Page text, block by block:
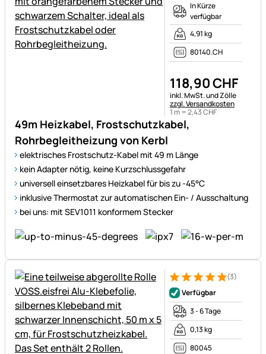
49m Heizkabel, Frostschutzkabel,
Rohrbegleitheizung von Kerbl
elektrisches Frostschutz-Kabel mit 49 m Länge
kein Adapter nötig, keine Kurzschlussgefahr
universell einsetzbares Heizkabel für bis zu -45°C
inklusive Thermostat zur automatischen Ein- / Ausschaltung
bei uns: mit SEV1011 konformem Stecker
In Kürze
verfügbar
4,91 kg
80140.CH
118,90CHF
Steuerhinweis:
inkl. MwSt. und Zölle
zzgl. Versandkosten
1 m =2,43CHF
Bewertung: 5 von 5 (3
3 Bewertungen
(3)
Verfügbar
3 - 6 Tage
0,13 kg
80045